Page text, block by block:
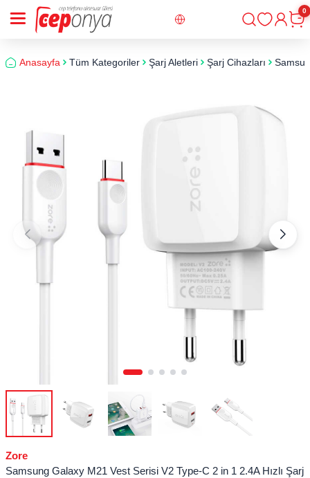
Giriş
0
Anasayfa Tüm Kategoriler Şarj Aletleri Şarj Cihazları
Zore
Samsung Galaxy M21 Vest Serisi V2 Type-C 2 in 1 2.4A Hızlı Şarj